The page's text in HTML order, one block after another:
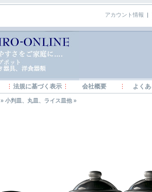
アカウント情報 |
法規に基づく表示 会社概要 よく
» 小判皿、丸皿、ライス皿他»